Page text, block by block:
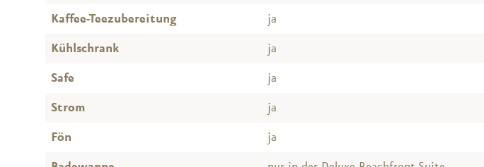
Kaffee-Teezubereitung ja
Kühlschrank ja
Safe ja
Strom ja
Fön ja